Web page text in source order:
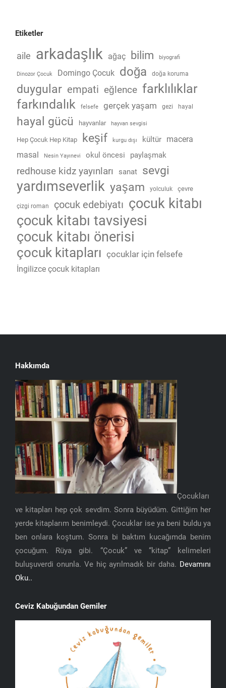
Etiketler
aile arkadaşlık ağaç bilim biyografi
Dinozor Çocuk Domingo Çocuk doğa doğa koruma
duygular empati eğlence farklılıklar
farkındalık
felsefe gerçek yaşam gezi hayal
hayal gücü hayvanlar hayvan sevgisi
Hep Çocuk Hep Kitap keşif kurgu dışı kültür
macera
masal
Nesin Yayınevi okul öncesi paylaşmak
redhouse kidz yayınları sanat sevgi
yardımseverlik yaşam yolculuk çevre
çizgi roman çocuk edebiyatı çocuk kitabı
çocuk kitabı tavsiyesi
çocuk kitabı önerisi
çocuk kitapları çocuklar için felsefe
İngilizce çocuk kitapları
Hakkımda
Çocukları
ve kitapları hep çok sevdim. Sonra büyüdüm. Gittiğim her
yerde kitaplarım benimleydi. Çocuklar ise ya beni buldu ya
ben onlara koştum. Sonra bi baktım kucağımda benim
çocuğum. Rüya gibi. “Çocuk” ve “kitap” kelimeleri
buluşuverdi onunla. Ve hiç ayrılmadık bir daha. Devamını
Oku..
Ceviz Kabuğundan Gemiler